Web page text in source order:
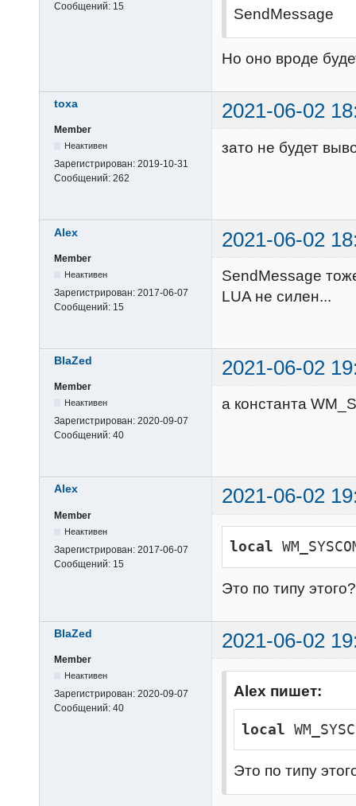
Сообщений: 15
SendMessage
Но оно вроде
toxa 2021-06-02
Member
Неактивен
Зарегистрирован: 2019-10-31
Сообщений: 262
зато не будет
Alex 2021-06-02
Member
Неактивен
Зарегистрирован: 2017-06-07
Сообщений: 15
SendMessage
LUA не силен...
BlaZed 2021-06-02
Member
Неактивен
Зарегистрирован: 2020-09-07
Сообщений: 40
а константа
Alex 2021-06-02
Member
Неактивен
Зарегистрирован: 2017-06-07
Сообщений: 15
local
Это по типу
BlaZed 2021-06-02
Member
Неактивен
Зарегистрирован: 2020-09-07
Сообщений: 40
Alex пишет:
local
Это по типу